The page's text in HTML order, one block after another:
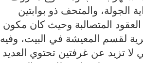
والمتحف ذو بوابتين
المتصالبة وحيث كان مكون
لقسم المعيشة في البيت، وفيه
تزيد عن غرفتين تحتوي العديد